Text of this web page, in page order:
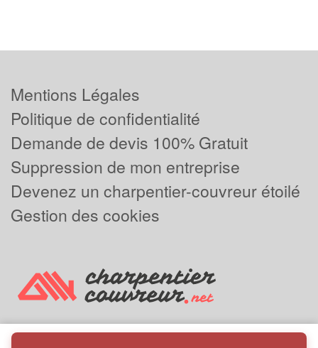
Mentions Légales
Politique de confidentialité
Demande de devis 100% Gratuit
Suppression de mon entreprise
Devenez un charpentier-couvreur étoilé
Gestion des cookies